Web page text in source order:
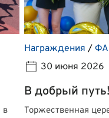
в
Награждения /
30 июня 2026
В добрый
Торжественная